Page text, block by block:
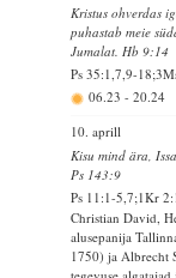
Kristus ohverdas
puhastab meie
Jumalat. Hb 9:14
Ps 35:1,7,9-
06.23 - 20.24
10. aprill
Kisu mind ära,
Ps 143:9
Ps 11:1-5,7;1Kr
Christian David,
alusepanija
1750) ja Albrecht